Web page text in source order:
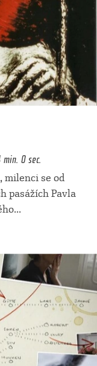
0 sec.
milenci se od
pasážích Pavla
...